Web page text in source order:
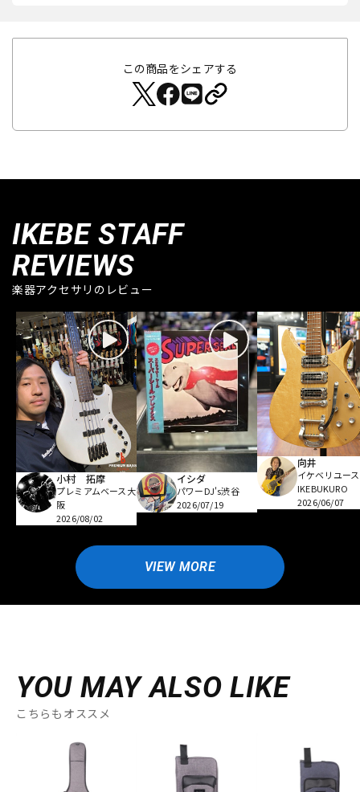
この商品をシェアする
IKEBE STAFF
REVIEWS
楽器アクセサリのレビュー
小村 拓摩
プレミアムベース大
阪
2026/08/02
イシダ
パワーDJ's渋谷
2026/07/19
向井
イケベリユース
IKEBUKURO
2026/06/07
VIEW MORE
YOU MAY ALSO LIKE
こちらもオススメ